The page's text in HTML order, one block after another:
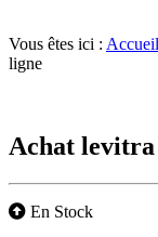
Vous êtes ici : Accueil
ligne
Achat levitra
En Stock